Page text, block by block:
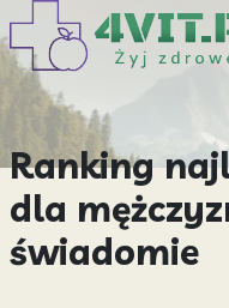
Ranking
dla
świadomie